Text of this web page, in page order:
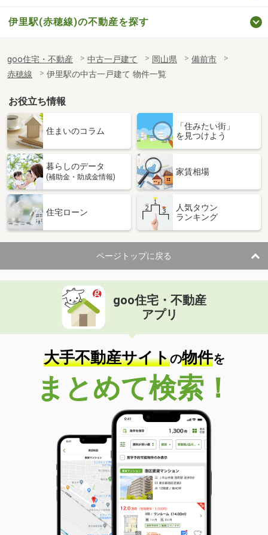
伊里駅(赤穂線)の不動産を探す
goo住宅・不動産 中古一戸建て 岡山県
備前市
赤穂線
伊里駅の中古一戸建て 物件一覧
お役立ち情報
住まいのコラム
「住みたい街」
を見つけよう
暮らしのデータ
(補助金・助成金情報)
家賃相場
住宅ローン
人気タウン
ランキング
ページトップに戻る
goo住宅・不動産
アプリ
大手不動産サイトの物件を
まとめて検索！